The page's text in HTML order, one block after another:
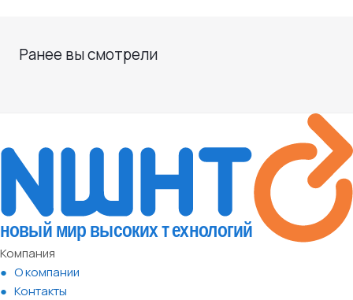
Ранее вы смотрели
Компания
О компании
Контакты